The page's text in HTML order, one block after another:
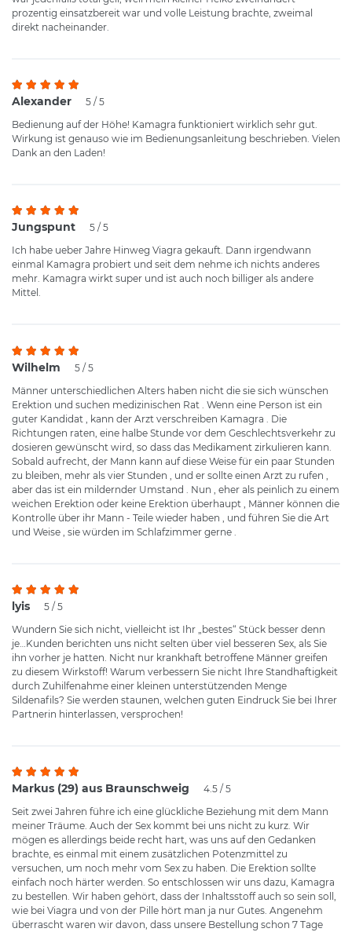
prozentig einsatzbereit war und volle Leistung brachte, zweimal
direkt nacheinander.
Alexander
5 / 5
Bedienung auf der Höhe! Kamagra funktioniert wirklich sehr gut.
Wirkung ist genauso wie im Bedienungsanleitung beschrieben. Vielen
Dank an den Laden!
Jungspunt
5 / 5
Ich habe ueber Jahre Hinweg Viagra gekauft. Dann irgendwann
einmal Kamagra probiert und seit dem nehme ich nichts anderes
mehr. Kamagra wirkt super und ist auch noch billiger als andere
Mittel.
Wilhelm
5 / 5
Männer unterschiedlichen Alters haben nicht die sie sich wünschen
Erektion und suchen medizinischen Rat . Wenn eine Person ist ein
guter Kandidat , kann der Arzt verschreiben Kamagra . Die
Richtungen raten, eine halbe Stunde vor dem Geschlechtsverkehr zu
dosieren gewünscht wird, so dass das Medikament zirkulieren kann.
Sobald aufrecht, der Mann kann auf diese Weise für ein paar Stunden
zu bleiben, mehr als vier Stunden , und er sollte einen Arzt zu rufen ,
aber das ist ein mildernder Umstand . Nun , eher als peinlich zu einem
weichen Erektion oder keine Erektion überhaupt , Männer können die
Kontrolle über ihr Mann - Teile wieder haben , und führen Sie die Art
und Weise , sie würden im Schlafzimmer gerne .
lyis
5 / 5
Wundern Sie sich nicht, vielleicht ist Ihr „bestes“ Stück besser denn
je…Kunden berichten uns nicht selten über viel besseren Sex, als Sie
ihn vorher je hatten. Nicht nur krankhaft betroffene Männer greifen
zu diesem Wirkstoff! Warum verbessern Sie nicht Ihre Standhaftigkeit
durch Zuhilfenahme einer kleinen unterstützenden Menge
Sildenafils? Sie werden staunen, welchen guten Eindruck Sie bei Ihrer
Partnerin hinterlassen, versprochen!
Markus (29) aus Braunschweig
4.5 / 5
Seit zwei Jahren führe ich eine glückliche Beziehung mit dem Mann
meiner Träume. Auch der Sex kommt bei uns nicht zu kurz. Wir
mögen es allerdings beide recht hart, was uns auf den Gedanken
brachte, es einmal mit einem zusätzlichen Potenzmittel zu
versuchen, um noch mehr vom Sex zu haben. Die Erektion sollte
einfach noch härter werden. So entschlossen wir uns dazu, Kamagra
zu bestellen. Wir haben gehört, dass der Inhaltsstoff auch so sein soll,
wie bei Viagra und von der Pille hört man ja nur Gutes. Angenehm
überrascht waren wir davon, dass unsere Bestellung schon 7 Tage